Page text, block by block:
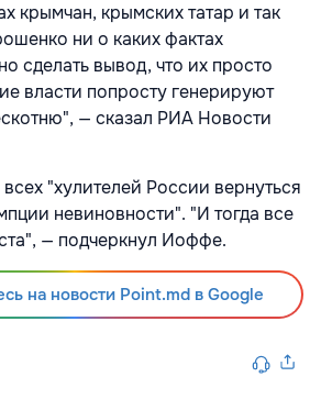
крымчан, крымских татар и так
ни о каких фактах
сделать вывод, что их просто
власти попросту генерируют
— сказал РИА Новости
"хулителей России вернуться
невиновности". "И тогда все
— подчеркнул Иоффе.
на новости Point.md в Google